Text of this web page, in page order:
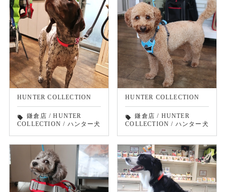
HUNTER COLLECTION
local_offer 鎌倉店 /HUNTER
COLLECTION / ハンター犬
HUNTER COLLECTION
local_offer 鎌倉店 / HUNTER
COLLECTION / ハンター犬